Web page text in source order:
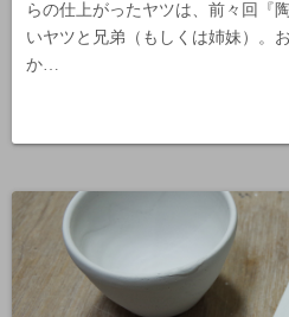
らの仕上がったヤツは、前々回『
いヤツと兄弟（もしくは姉妹）。
か…